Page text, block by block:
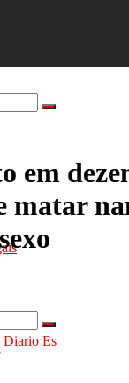
em
matar
Diario Es